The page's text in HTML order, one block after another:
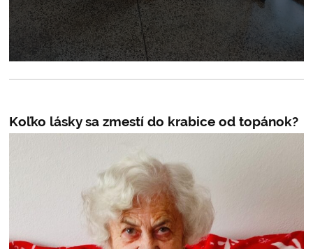
Koľko lásky sa zmestí do krabice od topánok?